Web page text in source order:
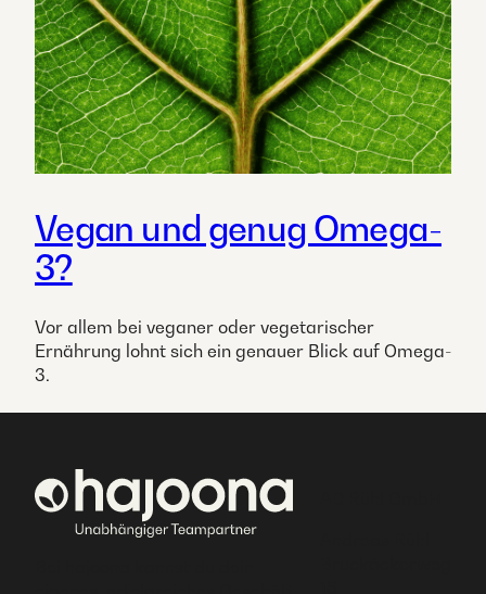
Vegan und genug Omega-
3?
Vor allem bei veganer oder vegetarischer
Ernährung lohnt sich ein genauer Blick auf Omega-
3.